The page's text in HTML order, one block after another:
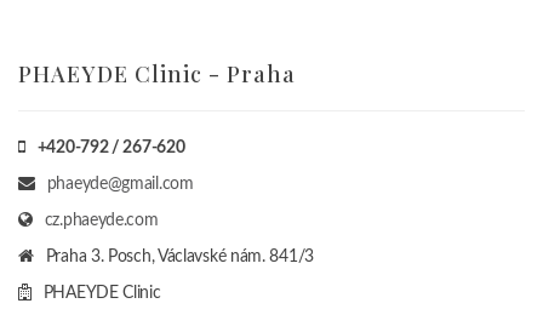
PHAEYDE Clinic - Praha
+420-792 / 267-620
phaeyde@gmail.com
cz.phaeyde.com
Praha 3. Posch, Václavské nám. 841/3
PHAEYDE Clinic